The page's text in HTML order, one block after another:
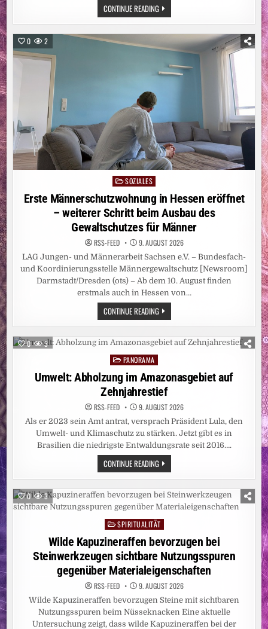
CONTINUE READINGNORDAMERIKA:
WESTKANADISCHE
PROVINZ
WEGEN
WALDBRÄNDEN
NOTSTAND
AUS
0 2
PostedSOZIALES
Erste Männerschutzwohnung in Hessen eröffnet
– weiterer Schritt beim Ausbau des
Gewaltschutzes für Männer
RSS-FEED 9. AUGUST 2026
LAG Jungen- und Männerarbeit Sachsen e.V. – Bundesfach-
und Koordinierungsstelle Männergewaltschutz [Newsroom]
Darmstadt/Dresden (ots) – Ab dem 10. August finden
erstmals auch in Hessen von…
CONTINUE READINGERSTE
MÄNNERSCHUTZWOHNUNG
IN
ERÖFFNET
–
BEIM
AUSBAU
DES
GEWALTSCHUTZES
FÜR
MÄNNER
0 3
PostedPANORAMA
Umwelt: Abholzung im Amazonasgebiet auf
Zehnjahrestief
RSS-FEED 9. AUGUST 2026
Als er 2023 sein Amt antrat, versprach Präsident Lula, den
Umwelt- und Klimaschutz zu stärken. Jetzt gibt es in
Brasilien die niedrigste Entwaldungsrate seit 2016….
CONTINUE READINGUMWELT:
ABHOLZUNG
IM
AUF
ZEHNJAHRESTIEF
0 3
Posted
in
SPIRITUALITÄT
Wilde Kapuzineraffen bevorzugen bei
Steinwerkzeugen sichtbare Nutzungsspuren
gegenüber Materialeigenschaften
RSS-FEED 9. AUGUST 2026
Wilde Kapuzineraffen bevorzugen Steine mit sichtbaren
Nutzungsspuren beim Nüsseknacken Eine aktuelle
Untersuchung zeigt, dass wilde Kapuzineraffen bei der